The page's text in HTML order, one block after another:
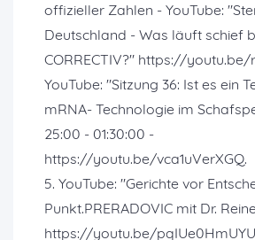
offizieller Zahlen - YouTube:
Deutschland - Was läuft schief
CORRECTIV?" https://youtu.be/
YouTube: "Sitzung 36: Ist es ein
mRNA- Technologie im
25:00 - 01:30:00 -
https://youtu.be/vca1uVerXGQ.
5. YouTube: "Gerichte vor
Punkt.PRERADOVIC mit Dr.
https://youtu.be/